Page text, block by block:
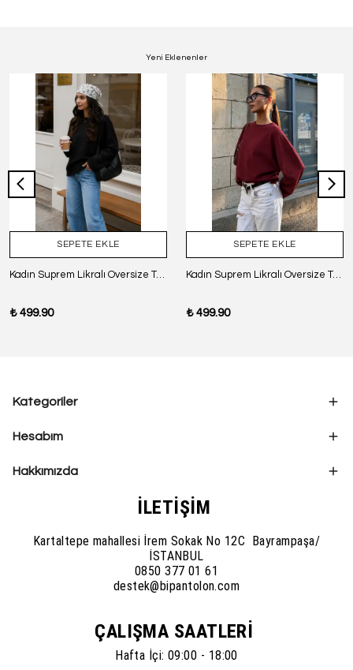
Yeni Eklenenler
SEPETE EKLE
Kadın Suprem Likralı Oversize T-Shirt - SİYAH
₺ 499.90
SEPETE EKLE
Kadın Suprem Likralı Oversize T-Shirt - BORDO
₺ 499.90
Kategoriler
Hesabım
Hakkımızda
İLETİŞİM
Kartaltepe mahallesi İrem Sokak No 12C Bayrampaşa/
İSTANBUL
0850 377 01 61
destek@bipantolon.com
ÇALIŞMA SAATLERİ
Hafta İçi: 09:00 - 18:00